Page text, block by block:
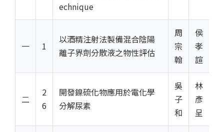
echnique
一 1
以酒精注射法製備混合陰陽
離子界劑分散液之物性評估
周
宗
翰
侯
孝
諠
二
2
6
開發鎳硫化物應用於電化學
分解尿素
吳
子
和
林
彥
呈